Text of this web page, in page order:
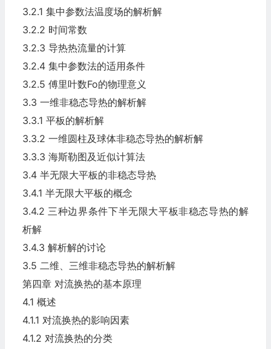
3.2.1 集中参数法温度场的解析解
3.2.2 时间常数
3.2.3 导热热流量的计算
3.2.4 集中参数法的适用条件
3.2.5 傅里叶数Fo的物理意义
3.3 一维非稳态导热的解析解
3.3.1 平板的解析解
3.3.2 一维圆柱及球体非稳态导热的解析解
3.3.3 海斯勒图及近似计算法
3.4 半无限大平板的非稳态导热
3.4.1 半无限大平板的概念
3.4.2 三种边界条件下半无限大平板非稳态导热的解
析解
3.4.3 解析解的讨论
3.5 二维、三维非稳态导热的解析解
第四章 对流换热的基本原理
4.1 概述
4.1.1 对流换热的影响因素
4.1.2 对流换热的分类